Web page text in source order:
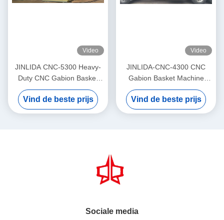
Video
JINLIDA CNC-5300 Heavy-
Duty CNC Gabion Basket
Welding Machine 5300mm
Width Double Twist Mesh
Production Equipment
Vind de beste prijs
Video
JINLIDA-CNC-4300 CNC
Gabion Basket Machine
4300mm Working Width
Servo-Driven Double Twist
Mesh Equipment
Vind de beste prijs
Sociale media